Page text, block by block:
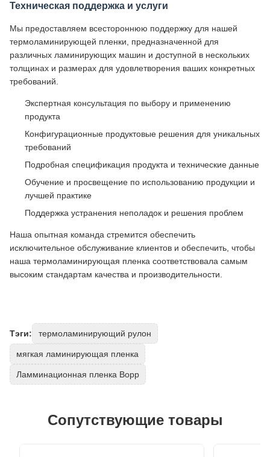
Техническая поддержка и услуги
Мы предоставляем всестороннюю поддержку для нашей
термоламинирующей пленки, предназначенной для
различных ламинирующих машин и доступной в нескольких
толщинах и размерах для удовлетворения ваших конкретных
требований.
Экспертная консультация по выбору и применению
продукта
Конфигурационные продуктовые решения для уникальных
требований
Подробная спецификация продукта и технические данные
Обучение и просвещение по использованию продукции и
лучшей практике
Поддержка устранения неполадок и решения проблем
Наша опытная команда стремится обеспечить
исключительное обслуживание клиентов и обеспечить, чтобы
наша термоламинирующая пленка соответствовала самым
высоким стандартам качества и производительности.
Тэги: термоламинирующий рулон
мягкая ламинирующая пленка
Ламминационная пленка Bopp
Сопутствующие товары